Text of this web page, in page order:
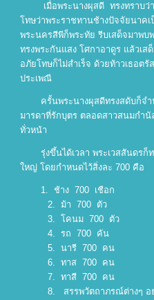
เมื่อพระนางผุสดี ทรงทราบ
โทษว่าพระราชทานช้างปัจจัยนาค
พระนครสีพีก็พระทัย รีบเสด็จมาพ
ทรงพระกันแสง โศกาอาดูร แล้วเส
อภัยโทษก็ไม่สำเร็จ ด้วยท้าวเธอต
ประเพณี
ครั้นพระนางผุสดีทรงสดับก็จ
มารดาที่รักบุตร ตลอดสาวสนมกำ
ทั่วหน้า
รุ่งขึ้นได้เวลา พระเวสสันดร
ใหญ่ โดยกำหนดไว้สิ่งละ 700 คือ
1. ช้าง 700 เชือก
2. ม้า 700 ตัว
3. โคนม 700 ตัว
4. รถ 700 คัน
5. นารี 700 คน
6. ทาส 700 คน
7. ทาสี 700 คน
8. สรรพวัตถาภรณ์ต่างๆ อย่